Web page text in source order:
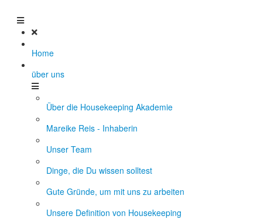
Home
über uns
Über die Housekeeping Akademie
Mareike Reis - Inhaberin
Unser Team
Dinge, die Du wissen solltest
Gute Gründe, um mit uns zu arbeiten
Unsere Definition von Housekeeping